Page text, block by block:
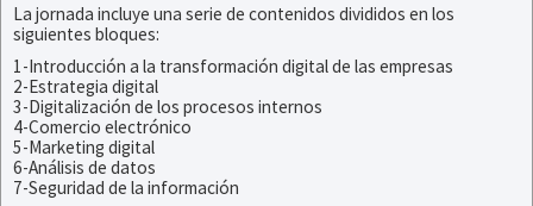
La jornada incluye una serie de contenidos divididos en los
siguientes bloques:
1-Introducción a la transformación digital de las empresas
2-Estrategia digital
3-Digitalización de los procesos internos
4-Comercio electrónico
5-Marketing digital
6-Análisis de datos
7-Seguridad de la información